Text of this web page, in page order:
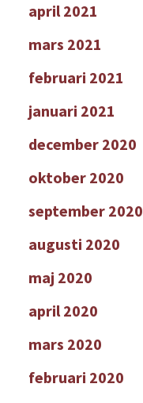
april 2021
mars 2021
februari 2021
januari 2021
december 2020
oktober 2020
september 2020
augusti 2020
maj 2020
april 2020
mars 2020
februari 2020